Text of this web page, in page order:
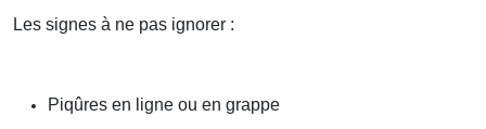
Les signes à ne pas ignorer :
Piqûres en ligne ou en grappe